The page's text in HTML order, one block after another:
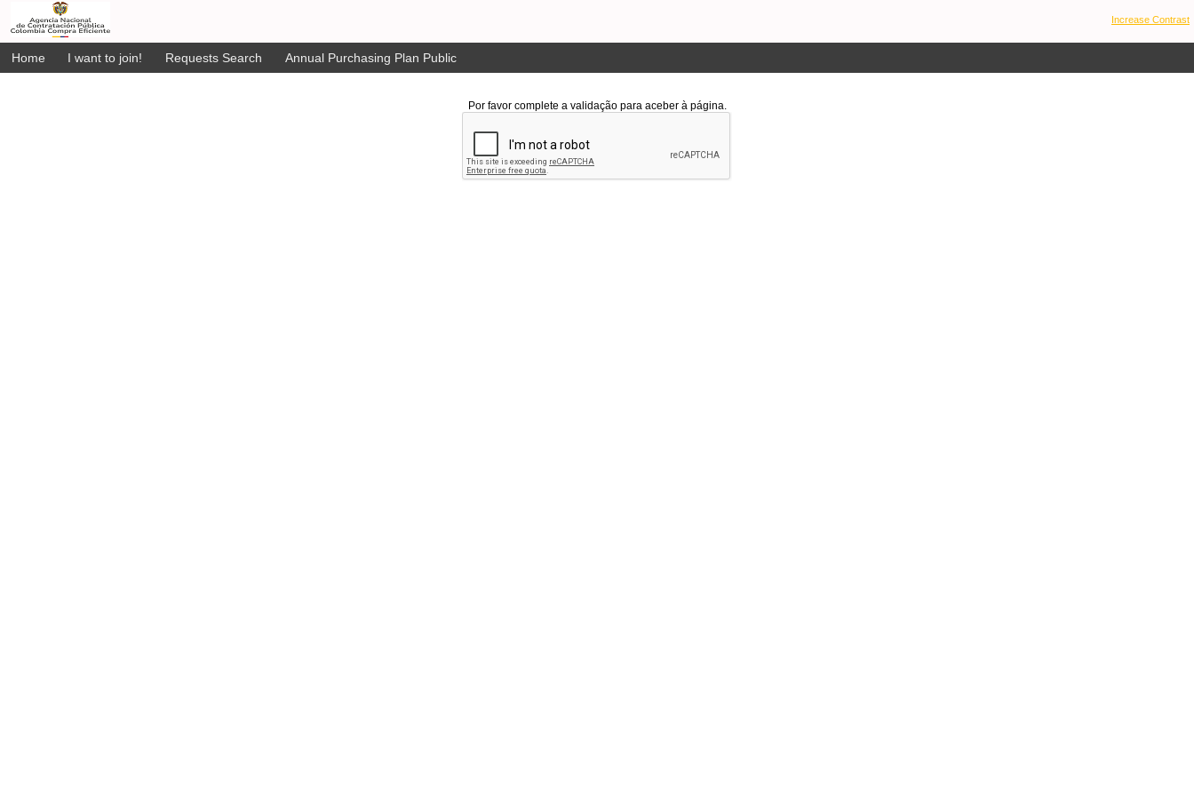
Increase Contrast
Home I want to join! Requests Search Annual Purchasing Plan Public
Por favor complete a validação para aceber à página.